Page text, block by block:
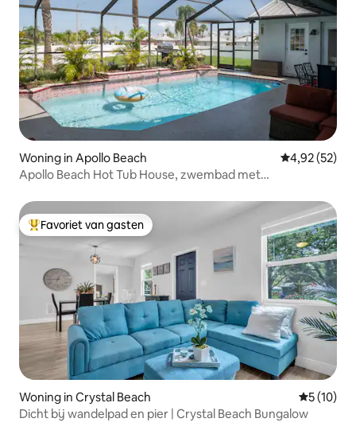
Woning in Apollo Beach Gemiddelde
4,92 (52)
Apollo Beach Hot Tub House, zwembad met
Topfavoriet van gasten
Favoriet van gasten
Woning in Crystal Beach
5 (10)
Dicht bij wandelpad en pier | Crystal Beach Bungalow